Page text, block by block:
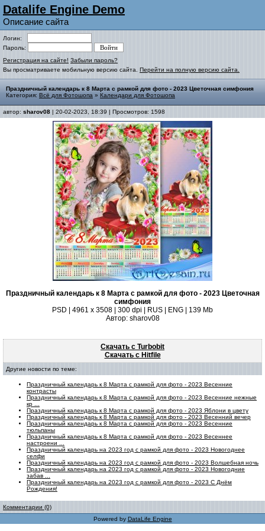
Datalife Engine Demo
Описание сайта
Логин:
Пароль:
Регистрация на сайте! Забыли пароль?
Вы просматриваете мобильную версию сайта. Перейти на полную версию сайта.
Праздничный календарь к 8 Марта с рамкой для фото - 2023 Цветочная симфония
Категория: Всё для Фотошопа » Календари для Фотошопа
автор: sharov08 | 20-02-2023, 18:39 | Просмотров: 1598
Праздничный календарь к 8 Марта с рамкой для фото - 2023 Цветочная
симфония
PSD | 4961 х 3508 | 300 dpi | RUS | ENG | 139 Mb
Автор: sharov08
Скачать с Turbobit
Скачать с Hitfile
Другие новости по теме:
Праздничный календарь к 8 Марта с рамкой для фото - 2023 Весенние
контрасты
Праздничный календарь к 8 Марта с рамкой для фото - 2023 Весенние нежные
кр ...
Праздничный календарь к 8 Марта с рамкой для фото - 2023 Яблони в цвету
Праздничный календарь к 8 Марта с рамкой для фото - 2023 Весенний вечер
Праздничный календарь к 8 Марта с рамкой для фото - 2023 Весенние
тюльпаны
Праздничный календарь к 8 Марта с рамкой для фото - 2023 Весеннее
настроени ...
Праздничный календарь на 2023 год с рамкой для фото - 2023 Новогоднее
селфи
Праздничный календарь на 2023 год с рамкой для фото - 2023 Волшебная ночь
Праздничный календарь на 2023 год с рамкой для фото - 2023 Новогодние
забав ...
Праздничный календарь на 2023 год с рамкой для фото - 2023 С Днём
Рождения!
Комментарии (0)
Powered by DataLife Engine